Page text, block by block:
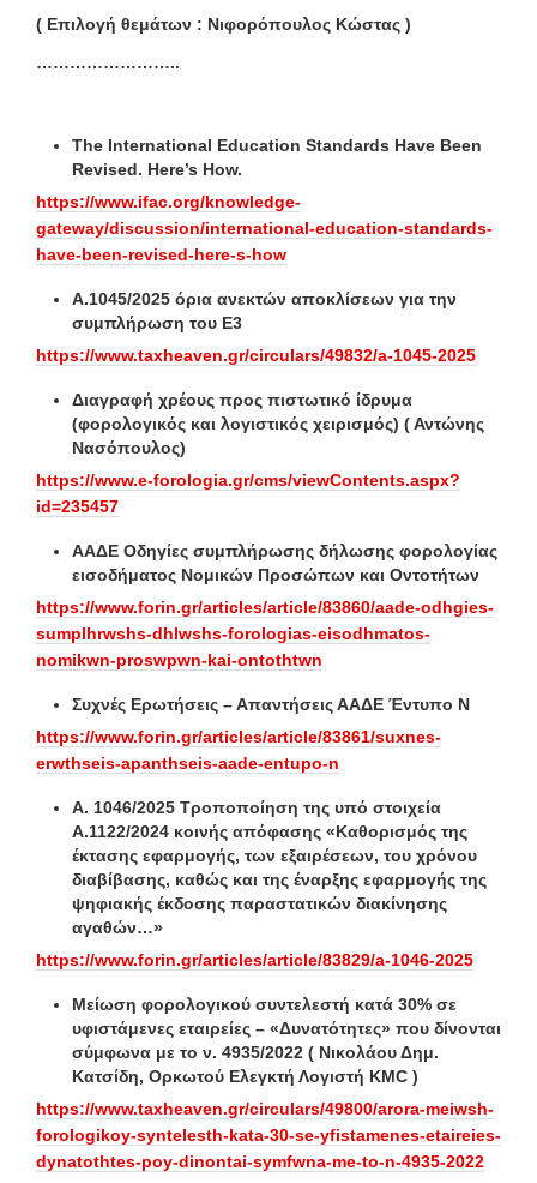
( Επιλογή θεμάτων : Νιφορόπουλος Κώστας )
……………………..
The International Education Standards Have Been
Revised. Here’s How.
https://www.ifac.org/knowledge-
gateway/discussion/international-education-standards-
have-been-revised-here-s-how
Α.1045/2025 όρια ανεκτών αποκλίσεων για την
συμπλήρωση του Ε3
https://www.taxheaven.gr/circulars/49832/a-1045-2025
Διαγραφή χρέους προς πιστωτικό ίδρυμα
(φορολογικός και λογιστικός χειρισμός) ( Αντώνης
Νασόπουλος)
https://www.e-forologia.gr/cms/viewContents.aspx?
id=235457
ΑΑΔΕ Οδηγίες συμπλήρωσης δήλωσης φορολογίας
εισοδήματος Νομικών Προσώπων και Οντοτήτων
https://www.forin.gr/articles/article/83860/aade-odhgies-
sumplhrwshs-dhlwshs-forologias-eisodhmatos-
nomikwn-proswpwn-kai-ontothtwn
Συχνές Ερωτήσεις – Απαντήσεις ΑΑΔΕ Έντυπο Ν
https://www.forin.gr/articles/article/83861/suxnes-
erwthseis-apanthseis-aade-entupo-n
Α. 1046/2025 Τροποποίηση της υπό στοιχεία
Α.1122/2024 κοινής απόφασης «Καθορισμός της
έκτασης εφαρμογής, των εξαιρέσεων, του χρόνου
διαβίβασης, καθώς και της έναρξης εφαρμογής της
ψηφιακής έκδοσης παραστατικών διακίνησης
αγαθών…»
https://www.forin.gr/articles/article/83829/a-1046-2025
Μείωση φορολογικού συντελεστή κατά 30% σε
υφιστάμενες εταιρείες – «Δυνατότητες» που δίνονται
σύμφωνα με το ν. 4935/2022 ( Νικολάου Δημ.
Κατσίδη, Ορκωτού Ελεγκτή Λογιστή KMC )
https://www.taxheaven.gr/circulars/49800/arora-meiwsh-
forologikoy-syntelesth-kata-30-se-yfistamenes-etaireies-
dynatothtes-poy-dinontai-symfwna-me-to-n-4935-2022